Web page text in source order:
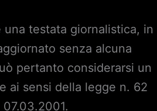
testata giornalistica, in
senza alcuna
pertanto considerarsi un
ai sensi della legge n. 62
07.03.2001.